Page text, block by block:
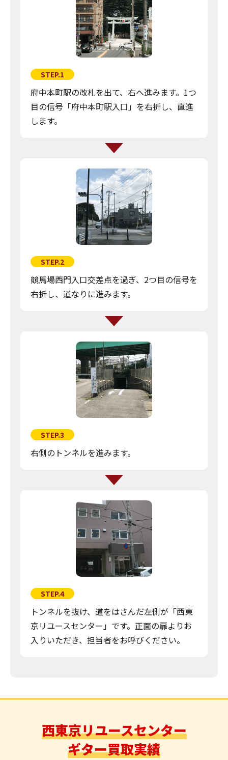
STEP.1
府中本町駅の改札を出て、右へ進みます。1つ
目の信号「府中本町駅入口」を右折し、直進
します。
STEP.2
競馬場西門入口交差点を過ぎ、2つ目の信号を
右折し、道なりに進みます。
STEP.3
右側のトンネルを進みます。
STEP.4
トンネルを抜け、道をはさんだ左側が「西東
京リユースセンター」です。正面の扉よりお
入りいただき、担当者をお呼びください。
西東京リユースセンター
ギター買取実績